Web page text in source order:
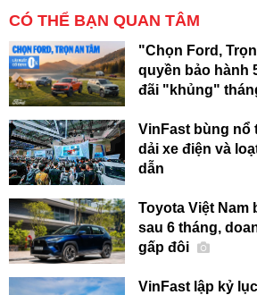
CÓ THỂ BẠN QUAN TÂM
"Chọn Ford,
quyền bảo hành
đãi "khủng"
VinFast bùng nổ
dải xe điện và
dẫn
Toyota Việt Nam
sau 6 tháng,
gấp đôi
VinFast lập kỷ